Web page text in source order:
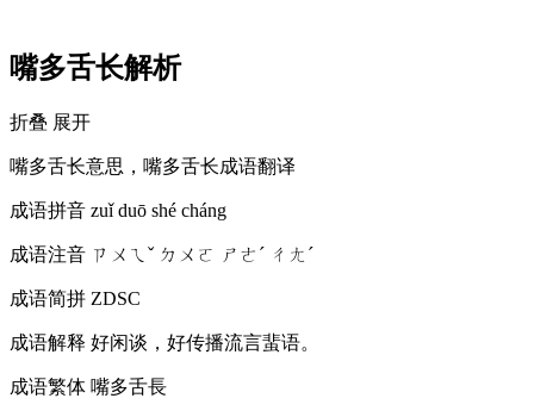
嘴多舌长解析
折叠 展开
嘴多舌长意思，嘴多舌长成语翻译
成语拼音 zuǐ duō shé cháng
成语注音 ㄗㄨㄟˇ ㄉㄨㄛ ㄕㄜˊ ㄔㄤˊ
成语简拼 ZDSC
成语解释 好闲谈，好传播流言蜚语。
成语繁体 嘴多舌長